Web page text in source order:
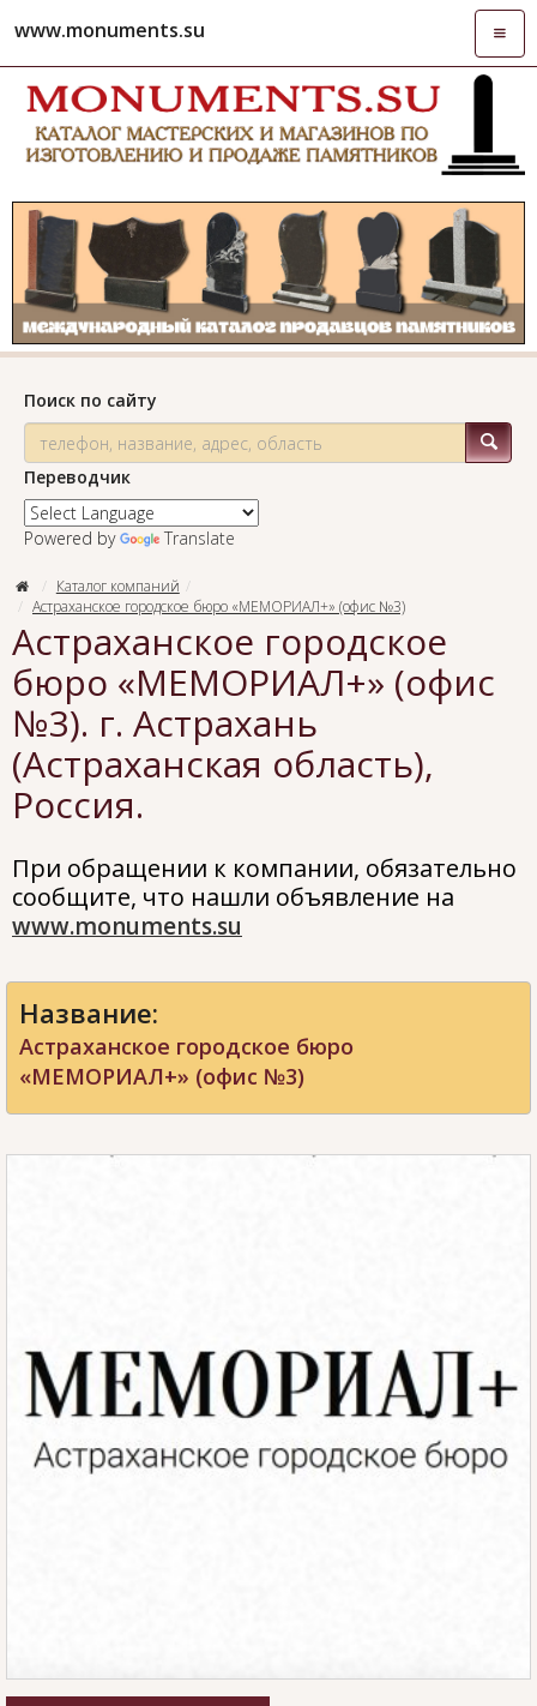
www.monuments.su
Поиск по сайту
Переводчик
Powered by Translate
Каталог компаний
Астраханское городское бюро «МЕМОРИАЛ+» (офис №3)
Астраханское городское
бюро «МЕМОРИАЛ+» (офис
№3). г. Астрахань
(Астраханская область),
Россия.
При обращении к компании, обязательно
сообщите, что нашли объявление на
www.monuments.su
Название:
Астраханское городское бюро
«МЕМОРИАЛ+» (офис №3)